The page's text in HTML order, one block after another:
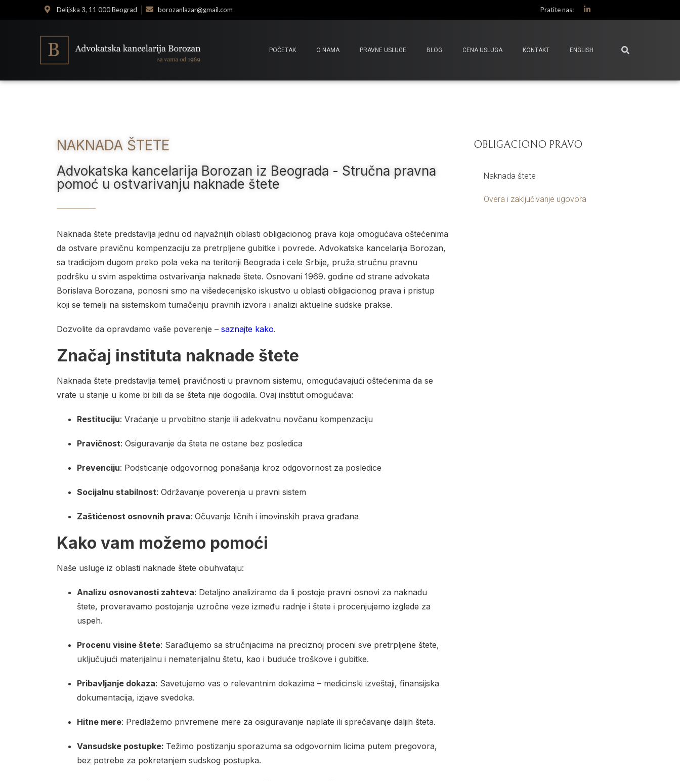
Delijska 3, 11 000 Beograd borozanlazar@gmail.com Pratite nas:
POČETAK O NAMA PRAVNE USLUGE BLOG CENA USLUGA KONTAKT ENGLISH
NAKNADA ŠTETE
Advokatska kancelarija Borozan iz Beograda - Stručna pravna
pomoć u ostvarivanju naknade štete
Naknada štete predstavlja jednu od najvažnijih oblasti obligacionog prava koja omogućava oštećenima
da ostvare pravičnu kompenzaciju za pretrpljene gubitke i povrede. Advokatska kancelarija Borozan,
sa tradicijom dugom preko pola veka na teritoriji Beograda i cele Srbije, pruža stručnu pravnu
podršku u svim aspektima ostvarivanja naknade štete. Osnovani 1969. godine od strane advokata
Borislava Borozana, ponosni smo na višedecenijsko iskustvo u oblasti obligacionog prava i pristup
koji se temelji na sistemskom tumačenju pravnih izvora i analizi aktuelne sudske prakse.
Dozvolite da opravdamo vaše poverenje – saznajte kako.
Značaj instituta naknade štete
Naknada štete predstavlja temelj pravičnosti u pravnom sistemu, omogućavajući oštećenima da se
vrate u stanje u kome bi bili da se šteta nije dogodila. Ovaj institut omogućava:
Restituciju: Vraćanje u prvobitno stanje ili adekvatnu novčanu kompenzaciju
Pravičnost: Osiguravanje da šteta ne ostane bez posledica
Prevenciju: Podsticanje odgovornog ponašanja kroz odgovornost za posledice
Socijalnu stabilnost: Održavanje poverenja u pravni sistem
Zaštićenost osnovnih prava: Očuvanje ličnih i imovinskih prava građana
Kako vam možemo pomoći
Naše usluge iz oblasti naknade štete obuhvataju:
Analizu osnovanosti zahteva: Detaljno analiziramo da li postoje pravni osnovi za naknadu
štete, proveravamo postojanje uzročne veze između radnje i štete i procenjujemo izglede za
uspeh.
Procenu visine štete: Sarađujemo sa stručnjacima na preciznoj proceni sve pretrpljene štete,
uključujući materijalnu i nematerijalnu štetu, kao i buduće troškove i gubitke.
Pribavljanje dokaza: Savetujemo vas o relevantnim dokazima – medicinski izveštaji, finansijska
dokumentacija, izjave svedoka.
Hitne mere: Predlažemo privremene mere za osiguravanje naplate ili sprečavanje daljih šteta.
Vansudske postupke: Težimo postizanju sporazuma sa odgovornim licima putem pregovora,
bez potrebe za pokretanjem sudskog postupka.
OBLIGACIONO PRAVO
Naknada štete
Overa i zaključivanje ugovora